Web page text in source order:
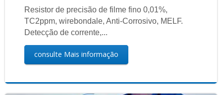
Resistor de precisão de filme fino 0,01%,
TC2ppm, wirebondale, Anti-Corrosivo, MELF.
Detecção de corrente,...
consulte Mais informação